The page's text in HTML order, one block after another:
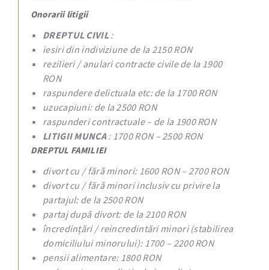
Onorarii litigii
DREPTUL CIVIL:
iesiri din indiviziune de la 2150 RON
rezilieri / anulari contracte civile de la 1900
RON
raspundere delictuala etc: de la 1700 RON
uzucapiuni: de la 2500 RON
raspunderi contractuale – de la 1900 RON
LITIGII MUNCA: 1700 RON – 2500 RON
DREPTUL FAMILIEI
divort cu / fără minori: 1600 RON – 2700 RON
divort cu / fără minori inclusiv cu privire la
partajul: de la 2500 RON
partaj după divort: de la 2100 RON
încredințări / reincredintări minori (stabilirea
domiciliului minorului): 1700 – 2200 RON
pensii alimentare: 1800 RON